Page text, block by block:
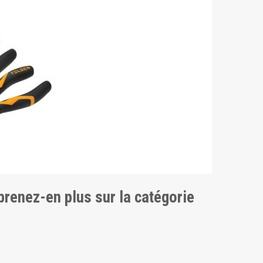
en plus sur la catégorie